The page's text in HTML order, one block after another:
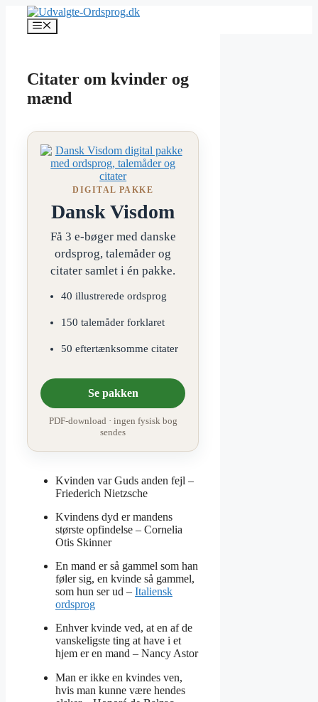
indhold
Menu
Citater om kvinder og
mænd
DIGITAL PAKKE
Dansk Visdom
Få 3 e-bøger med danske
ordsprog, talemåder og
citater samlet i én pakke.
40 illustrerede ordsprog
150 talemåder forklaret
50 eftertænksomme citater
Se pakken
PDF-download · ingen fysisk bog
sendes
Kvinden var Guds anden fejl –
Friederich Nietzsche
Kvindens dyd er mandens
største opfindelse – Cornelia
Otis Skinner
En mand er så gammel som han
føler sig, en kvinde så gammel,
som hun ser ud – Italiensk
ordsprog
Enhver kvinde ved, at en af de
vanskeligste ting at have i et
hjem er en mand – Nancy Astor
Man er ikke en kvindes ven,
hvis man kunne være hendes